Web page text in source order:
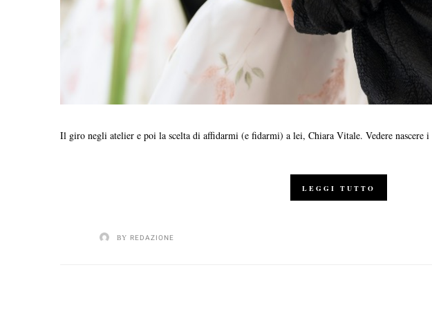
Il giro negli atelier e poi la scelta di affidarmi (e fidarmi) a lei, Chiara Vitale. Vedere
LEGGI TUTTO
BY REDAZIONE